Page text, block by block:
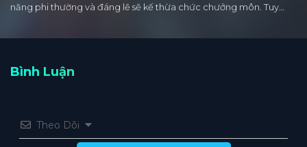
năng phi thường và đáng lẽ sẽ kế thừa chức chưởng môn. Tuy…
Bình Luận
Theo Dõi